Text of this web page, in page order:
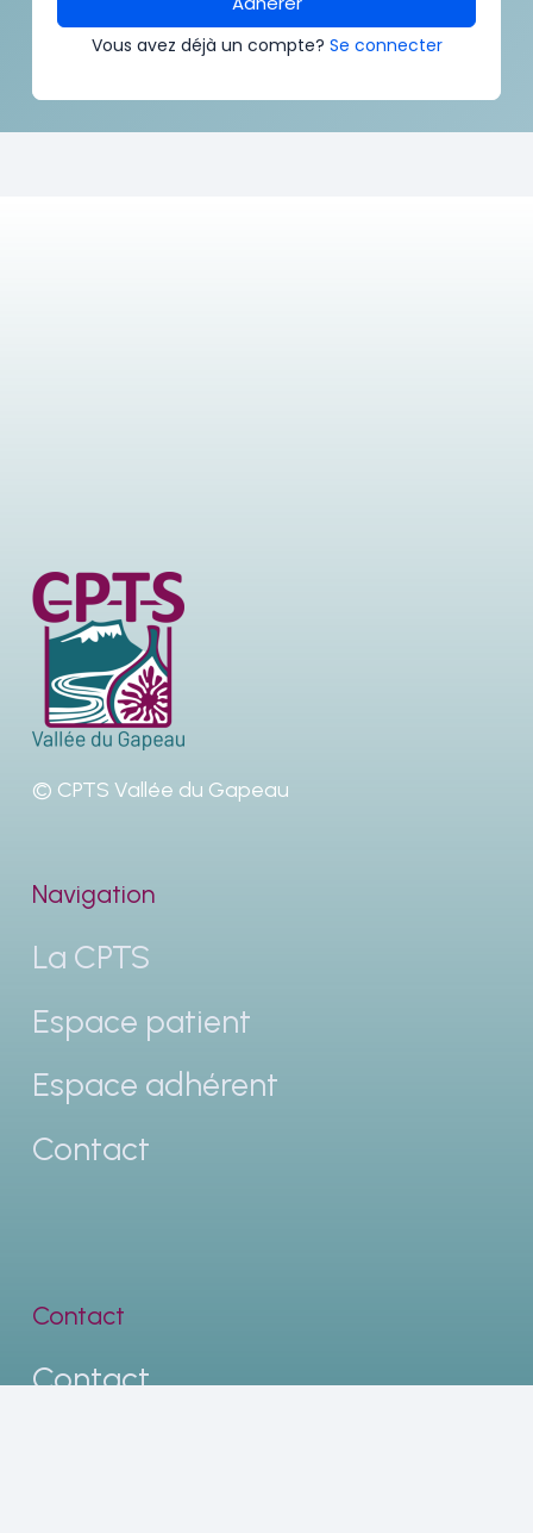
Vous avez déjà un compte? Se connecter
© CPTS Vallée du Gapeau
Navigation
La CPTS
Espace patient
Espace adhérent
Contact
Contact
Contact